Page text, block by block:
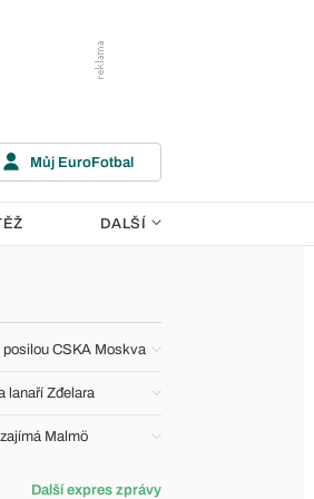
Můj EuroFotbal
DALŠÍ
posilou CSKA Moskva
lanaří Zđelara
Malmö
Další expres zprávy